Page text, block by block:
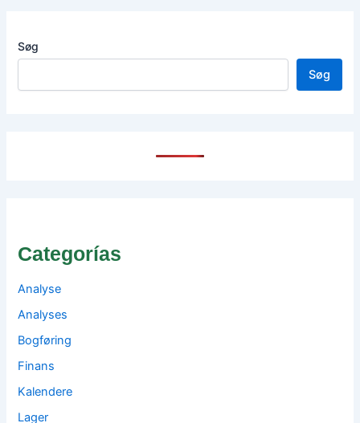
Søg
Søg
Categorías
Analyse
Analyses
Bogføring
Finans
Kalendere
Lager